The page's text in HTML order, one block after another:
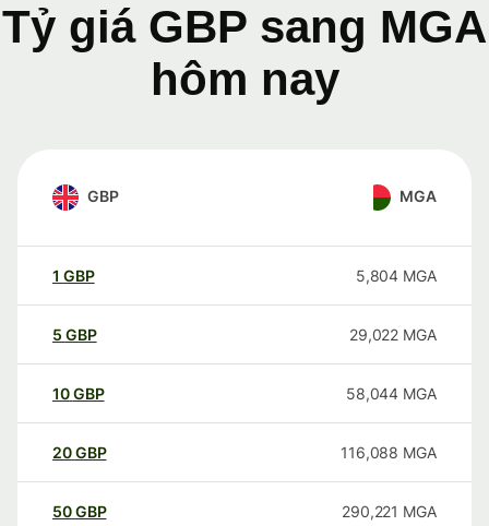
Tỷ giá GBP sang MGA
hôm nay
GBP MGA
1 GBP 5,804 MGA
5 GBP 29,022 MGA
10GBP 58,044 MGA
20GBP 116,088 MGA
50GBP 290,221 MGA